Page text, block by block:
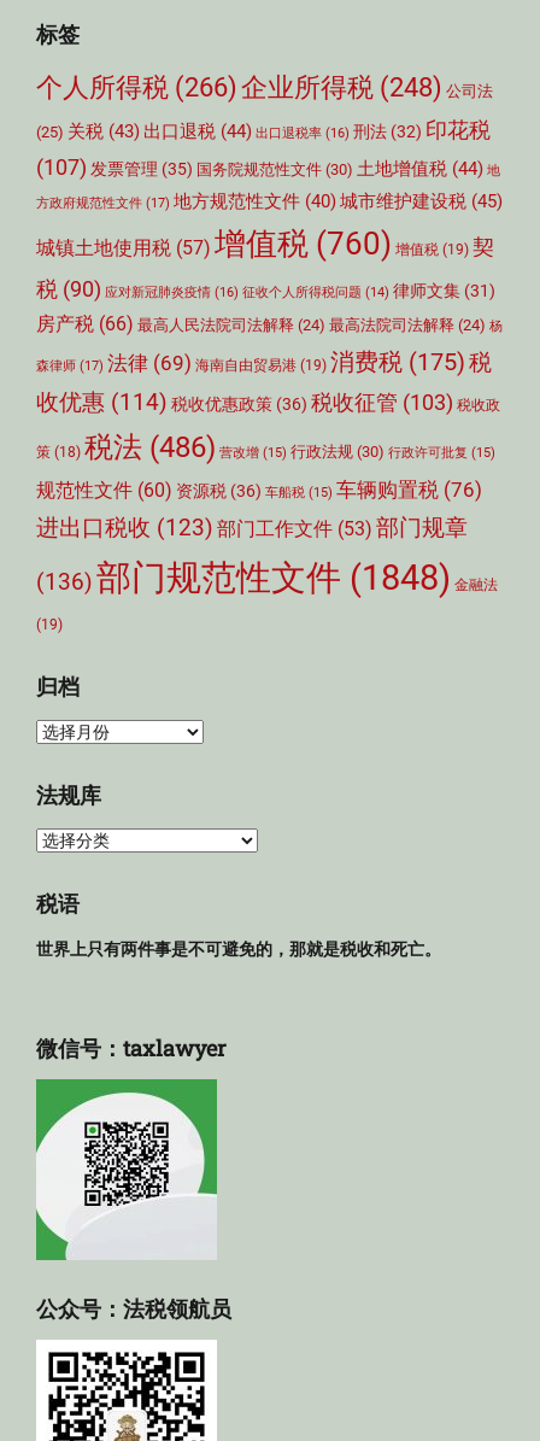
标签
个人所得税 (266) 企业所得税 (248) 公司法
(25) 关税 (43) 出口退税 (44) 出口退税率 (16) 刑法 (32) 印花税
(107) 发票管理 (35) 国务院规范性文件 (30) 土地增值税 (44) 地
方政府规范性文件 (17) 地方规范性文件 (40)城市维护建设税 (45)
城镇土地使用税 (57) 增值税 (760) 增值税 (19) 契
税 (90) 应对新冠肺炎疫情 (16) 征收个人所得税问题 (14) 律师文集 (31)
房产税 (66) 最高人民法院司法解释 (24) 最高法院司法解释 (24) 杨
森律师 (17) 法律 (69) 海南自由贸易港 (19) 消费税 (175)税
收优惠 (114) 税收优惠政策 (36) 税收征管 (103) 税收政
策 (18) 税法 (486) 营改增 (15) 行政法规 (30) 行政许可批复 (15)
规范性文件 (60) 资源税 (36) 车船税 (15) 车辆购置税 (76)
进出口税收 (123) 部门工作文件 (53) 部门规章
(136)部门规范性文件 (1848) 金融法
(19)
归档
归
法规库
法
库
税语
世界上只有两件事是不可避免的，那就是税收和死亡。
微信号：taxlawyer
公众号：法税领航员